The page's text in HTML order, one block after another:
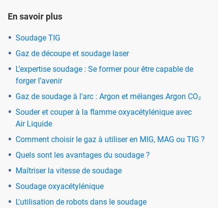
En savoir plus
Soudage TIG
Gaz de découpe et soudage laser
L’expertise soudage : Se former pour être capable de
forger l’avenir
Gaz de soudage à l'arc : Argon et mélanges Argon CO₂
Souder et couper à la flamme oxyacétylénique avec
Air Liquide
Comment choisir le gaz à utiliser en MIG, MAG ou TIG ?
Quels sont les avantages du soudage ?
Maîtriser la vitesse de soudage
Soudage oxyacétylénique
L'utilisation de robots dans le soudage